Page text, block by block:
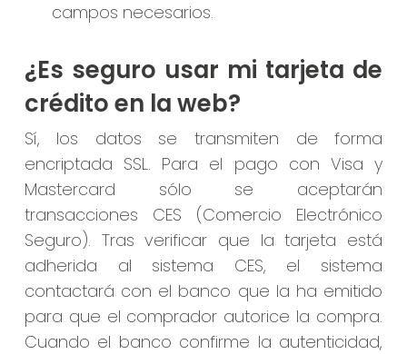
campos necesarios.
¿Es seguro usar mi tarjeta de
crédito en la web?
Sí, los datos se transmiten de forma
encriptada SSL. Para el pago con Visa y
Mastercard sólo se aceptarán
transacciones CES (Comercio Electrónico
Seguro). Tras verificar que la tarjeta está
adherida al sistema CES, el sistema
contactará con el banco que la ha emitido
para que el comprador autorice la compra.
Cuando el banco confirme la autenticidad,